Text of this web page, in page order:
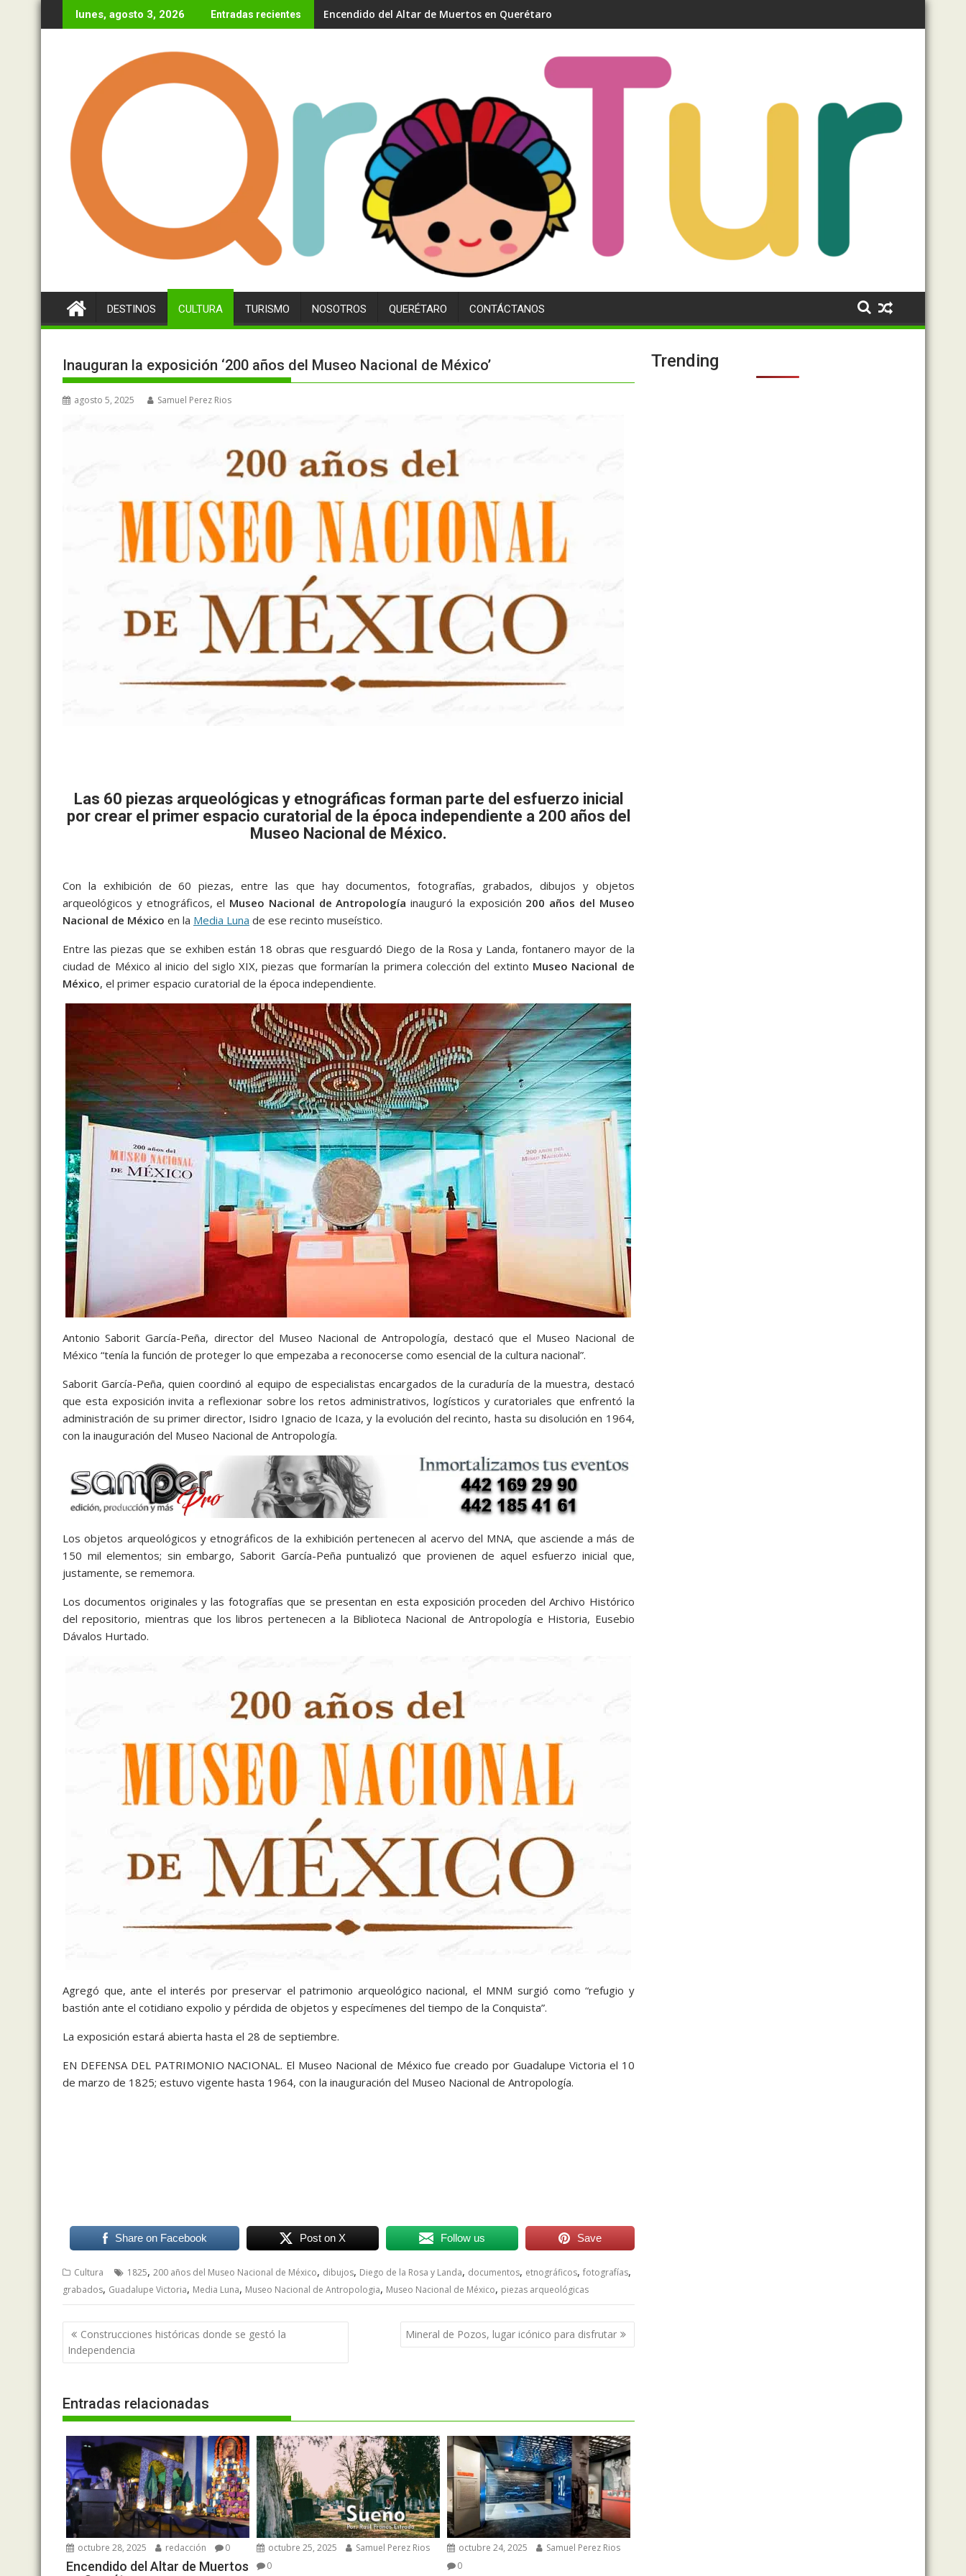
al
lunes, agosto 3, 2026 Entradas recientes Caravana Migrante 2025: Querétaro recibe a 80% de los 20 mil paisanos
DESTINOS CULTURA TURISMO NOSOTROS QUERÉTARO CONTÁCTANOS
Inauguran la exposición ‘200 años del Museo Nacional de México’
agosto 5, 2025 Samuel Perez Rios
Las 60 piezas arqueológicas y etnográficas forman parte del esfuerzo inicial
por crear el primer espacio curatorial de la época independiente a 200 años del
Museo Nacional de México.
Con la exhibición de 60 piezas, entre las que hay documentos, fotografías, grabados, dibujos y objetos
arqueológicos y etnográficos, el Museo Nacional de Antropología inauguró la exposición 200 años del Museo
Nacional de México en la Media Luna de ese recinto museístico.
Entre las piezas que se exhiben están 18 obras que resguardó Diego de la Rosa y Landa, fontanero mayor de la
ciudad de México al inicio del siglo XIX, piezas que formarían la primera colección del extinto Museo Nacional de
México, el primer espacio curatorial de la época independiente.
Antonio Saborit García-Peña, director del Museo Nacional de Antropología, destacó que el Museo Nacional de
México “tenía la función de proteger lo que empezaba a reconocerse como esencial de la cultura nacional”.
Saborit García-Peña, quien coordinó al equipo de especialistas encargados de la curaduría de la muestra, destacó
que esta exposición invita a reflexionar sobre los retos administrativos, logísticos y curatoriales que enfrentó la
administración de su primer director, Isidro Ignacio de Icaza, y la evolución del recinto, hasta su disolución en 1964,
con la inauguración del Museo Nacional de Antropología.
Los objetos arqueológicos y etnográficos de la exhibición pertenecen al acervo del MNA, que asciende a más de
150 mil elementos; sin embargo, Saborit García-Peña puntualizó que provienen de aquel esfuerzo inicial que,
justamente, se rememora.
Los documentos originales y las fotografías que se presentan en esta exposición proceden del Archivo Histórico
del repositorio, mientras que los libros pertenecen a la Biblioteca Nacional de Antropología e Historia, Eusebio
Dávalos Hurtado.
Agregó que, ante el interés por preservar el patrimonio arqueológico nacional, el MNM surgió como “refugio y
bastión ante el cotidiano expolio y pérdida de objetos y especímenes del tiempo de la Conquista”.
La exposición estará abierta hasta el 28 de septiembre.
EN DEFENSA DEL PATRIMONIO NACIONAL. El Museo Nacional de México fue creado por Guadalupe Victoria el 10
de marzo de 1825; estuvo vigente hasta 1964, con la inauguración del Museo Nacional de Antropología.
Share on Facebook Post on X Follow us Save
Cultura 1825, 200 años del Museo Nacional de México, dibujos, Diego de la Rosa y Landa, documentos, etnográficos, fotografías,
grabados, Guadalupe Victoria, Media Luna, Museo Nacional de Antropologia, Museo Nacional de México, piezas arqueológicas
Navegación
de
entradas
Construcciones históricas donde se gestó la
Independencia
Mineral de Pozos, lugar icónico para disfrutar
Entradas relacionadas
octubre 28, 2025 redacción 0
Encendido del Altar de Muertos
octubre 25, 2025
Samuel Perez Rios
0
octubre 24, 2025
Samuel Perez Rios
0
Trending